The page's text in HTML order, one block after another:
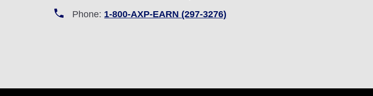
Phone: 1-800-AXP-EARN (297-3276)